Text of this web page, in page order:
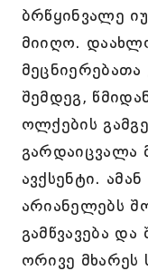
ბრწყინვალე
მიიღო.
მეცნიერებათა
შემდეგ,
ოლქების
გარდაიცვალა
ავქსენტი.
არიანელებს
გამწვავება
ორივე მხარეს